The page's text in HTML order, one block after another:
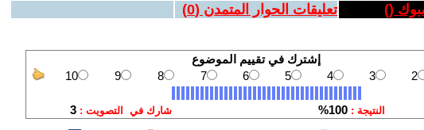
(
) تعليقات الحوار المتمدن (0
)